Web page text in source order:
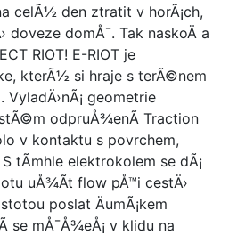
celÃ½ den ztratit v horÃ¡ch,
doveze domÅ¯. Tak naskoÄ a
RIOT! E-RIOT je
kterÃ½ si hraje s terÃ©nem
geometrie
odpruÅ¾enÃ­ Traction
v kontaktu s povrchem,
tÃ­mhle elektrokolem se dÃ¡
uÅ¾Ã­t flow pÅ™i cestÄ›
poslat ÄumÃ¡kem
se mÅ¯Å¾eÅ¡ v klidu na